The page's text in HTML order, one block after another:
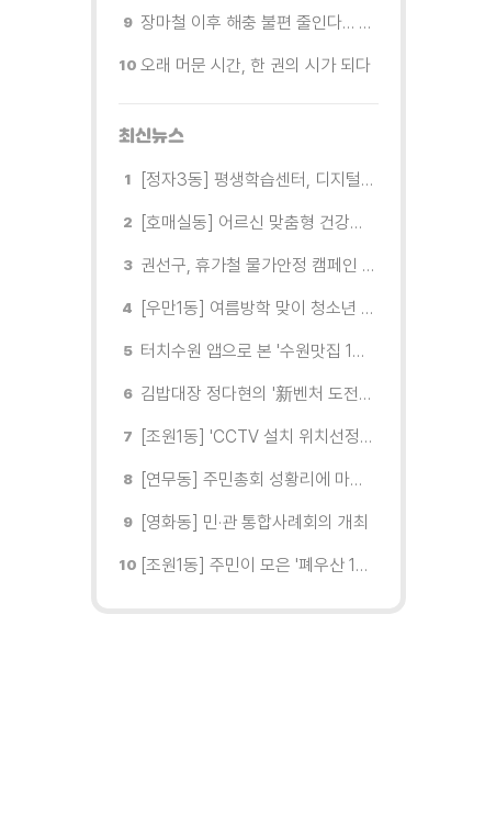
장마철 이후 해충 불편 줄인다… 영통구보건소, 신동수변공원·원천리천 집중 방제
오래 머문 시간, 한 권의 시가 되다
최신뉴스
[정자3동] 평생학습센터, 디지털 생활문해교실 개강
[호매실동] 어르신 맞춤형 건강특화사업 「은빛반짝 실버종이공방」 운영
권선구, 휴가철 물가안정 캠페인 전개
[우만1동] 여름방학 맞이 청소년 유해환경 캠페인 실시
터치수원 앱으로 본 '수원맛집 100선'... 장안구 맛집을 찾다
김밥대장 정다현의 '新벤처 도전이야기'
[조원1동] 'CCTV 설치 위치선정협의회' 회의 개최
[연무동] 주민총회 성황리에 마무리
[영화동] 민·관 통합사례회의 개최
[조원1동] 주민이 모은 '폐우산 100개' 수원여대에 1차 전달